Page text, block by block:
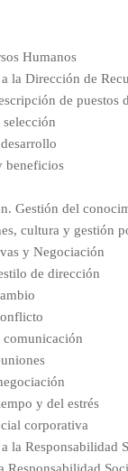
Humanos
la Dirección de
de puestos
beneficios
Gestión del
cultura y gestión
y Negociación
de dirección
y del estrés
corporativa
la Responsabilidad